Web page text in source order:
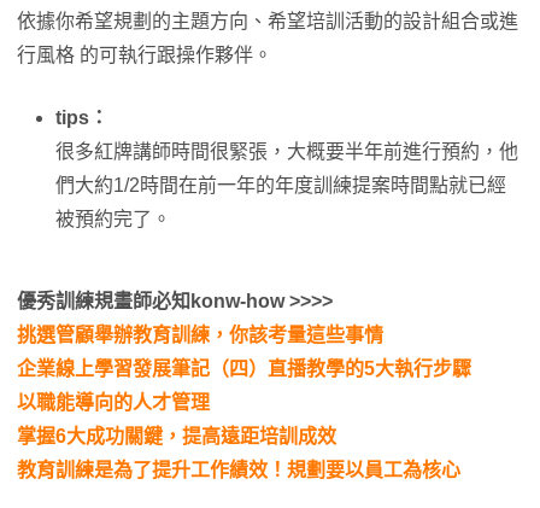
依據你希望規劃的主題方向、希望培訓活動的設計組合或進
行風格 的可執行跟操作夥伴。
tips：
很多紅牌講師時間很緊張，大概要半年前進行預約，他
們大約1/2時間在前一年的年度訓練提案時間點就已經
被預約完了。
優秀訓練規畫師必知konw-how >>>>
挑選管顧舉辦教育訓練，你該考量這些事情
企業線上學習發展筆記（四）直播教學的5大執行步驟
以職能導向的人才管理
掌握6大成功關鍵，提高遠距培訓成效
教育訓練是為了提升工作績效！規劃要以員工為核心